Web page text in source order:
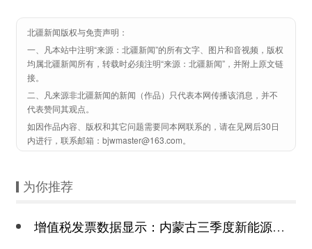
北疆新闻版权与免责声明：
一、凡本站中注明“来源：北疆新闻”的所有文字、图片和音视频，版权
均属北疆新闻所有，转载时必须注明“来源：北疆新闻”，并附上原文链
接。
二、凡来源非北疆新闻的新闻（作品）只代表本网传播该消息，并不
代表赞同其观点。
如因作品内容、版权和其它问题需要同本网联系的，请在见网后30日
内进行，联系邮箱：bjwmaster@163.com。
为你推荐
增值税发票数据显示：内蒙古三季度新能源汽车销售势头向好